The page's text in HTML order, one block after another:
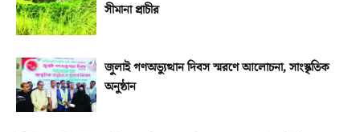
সীমানা প্রাচীর
জুলাই গণঅভ্যুত্থান দিবস স্মরণে আলোচনা, সাংস্কৃতিক
অনুষ্ঠান